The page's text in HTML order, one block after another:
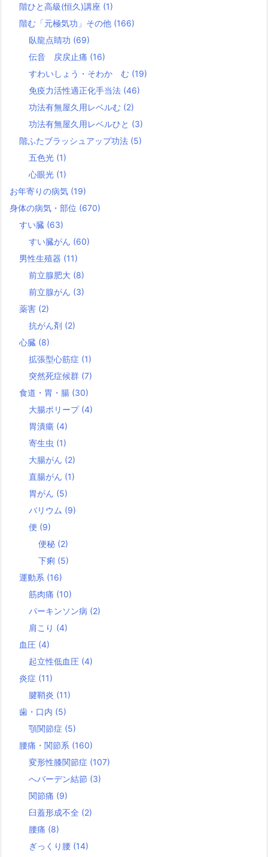
階ひと高級(恒久)講座 (1)
階む「元極気功」その他 (166)
臥龍点睛功 (69)
伝音 戻戻止痛 (16)
すわいしょう・そわか む (19)
免疫力活性適正化手当法 (46)
功法有無屋久用レベルむ (2)
功法有無屋久用レベルひと (3)
階ふたブラッシュアップ功法 (5)
五色光 (1)
心眼光 (1)
お年寄りの病気 (19)
身体の病気・部位 (670)
すい臓 (63)
すい臓がん (60)
男性生殖器 (11)
前立腺肥大 (8)
前立腺がん (3)
薬害 (2)
抗がん剤 (2)
心臓 (8)
拡張型心筋症 (1)
突然死症候群 (7)
食道・胃・腸 (30)
大腸ポリープ (4)
胃潰瘍 (4)
寄生虫 (1)
大腸がん (2)
直腸がん (1)
胃がん (5)
バリウム (9)
便 (9)
便秘 (2)
下痢 (5)
運動系 (16)
筋肉痛 (10)
パーキンソン病 (2)
肩こり (4)
血圧 (4)
起立性低血圧 (4)
炎症 (11)
腱鞘炎 (11)
歯・口内 (5)
顎関節症 (5)
腰痛・関節系 (160)
変形性膝関節症 (107)
へバーデン結節 (3)
関節痛 (9)
臼蓋形成不全 (2)
腰痛 (8)
ぎっくり腰 (14)